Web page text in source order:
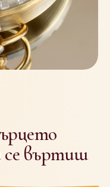
се въртиш